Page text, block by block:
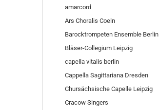
amarcord
Ars Choralis Coeln
Barocktrompeten Ensemble Berlin
Bläser-Collegium Leipzig
capella vitalis berlin
Cappella Sagittariana Dresden
Chursächsische Capelle Leipzig
Cracow Singers